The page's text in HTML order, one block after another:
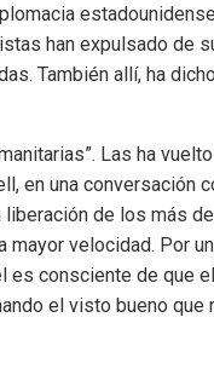
han expulsado de
También allí, ha
Las ha
en una conversación
de los más
velocidad. Por
es consciente de que
el visto bueno